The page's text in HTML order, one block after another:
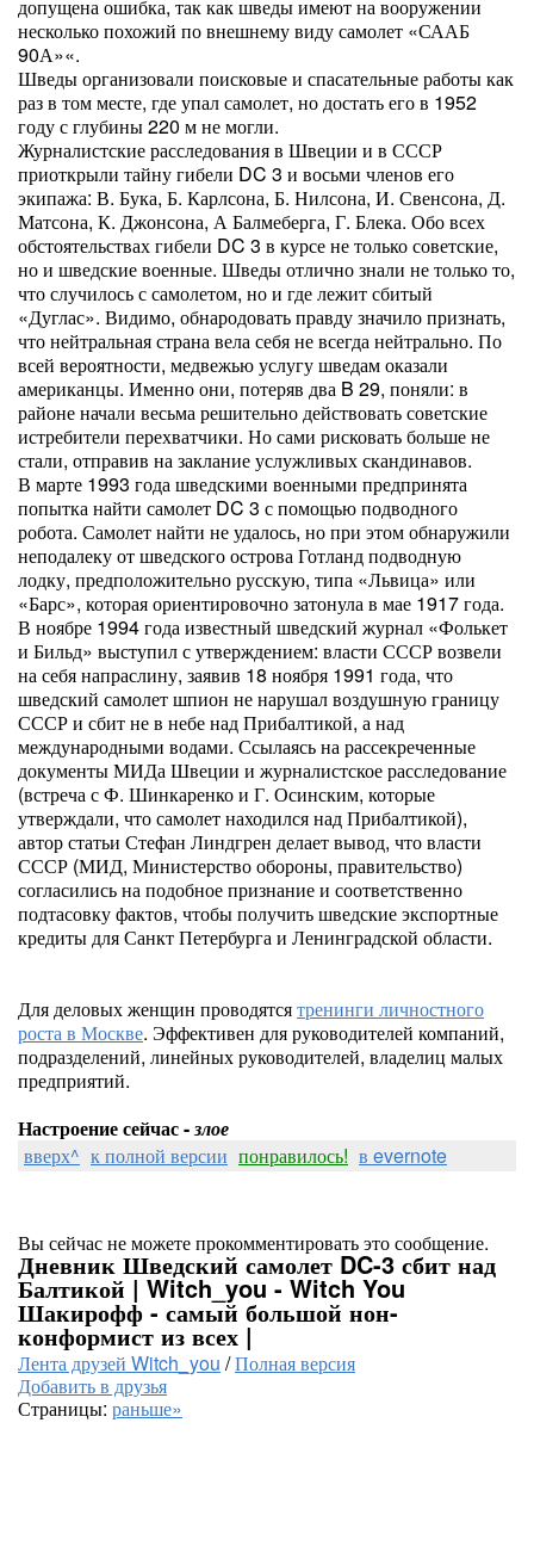
допущена ошибка, так как шведы имеют на вооружении
несколько похожий по внешнему виду самолет «СААБ
90А»«.
Шведы организовали поисковые и спасательные работы как
раз в том месте, где упал самолет, но достать его в 1952
году с глубины 220 м не могли.
Журналистские расследования в Швеции и в СССР
приоткрыли тайну гибели DC 3 и восьми членов его
экипажа: В. Бука, Б. Карлсона, Б. Нилсона, И. Свенсона, Д.
Матсона, К. Джонсона, А Балмеберга, Г. Блека. Обо всех
обстоятельствах гибели DC 3 в курсе не только советские,
но и шведские военные. Шведы отлично знали не только то,
что случилось с самолетом, но и где лежит сбитый
«Дуглас». Видимо, обнародовать правду значило признать,
что нейтральная страна вела себя не всегда нейтрально. По
всей вероятности, медвежью услугу шведам оказали
американцы. Именно они, потеряв два B 29, поняли: в
районе начали весьма решительно действовать советские
истребители перехватчики. Но сами рисковать больше не
стали, отправив на заклание услужливых скандинавов.
В марте 1993 года шведскими военными предпринята
попытка найти самолет DC 3 с помощью подводного
робота. Самолет найти не удалось, но при этом обнаружили
неподалеку от шведского острова Готланд подводную
лодку, предположительно русскую, типа «Львица» или
«Барс», которая ориентировочно затонула в мае 1917 года.
В ноябре 1994 года известный шведский журнал «Фолькет
и Бильд» выступил с утверждением: власти СССР возвели
на себя напраслину, заявив 18 ноября 1991 года, что
шведский самолет шпион не нарушал воздушную границу
СССР и сбит не в небе над Прибалтикой, а над
международными водами. Ссылаясь на рассекреченные
документы МИДа Швеции и журналистское расследование
(встреча с Ф. Шинкаренко и Г. Осинским, которые
утверждали, что самолет находился над Прибалтикой),
автор статьи Стефан Линдгрен делает вывод, что власти
СССР (МИД, Министерство обороны, правительство)
согласились на подобное признание и соответственно
подтасовку фактов, чтобы получить шведские экспортные
кредиты для Санкт Петербурга и Ленинградской области.
Для деловых женщин проводятсятренинги личностного
роста в Москве. Эффективен для руководителей компаний,
подразделений, линейных руководителей, владелиц малых
предприятий.
Настроение сейчас -злое
вверх^ к полной версии понравилось! в evernote
Вы сейчас не можете прокомментировать это сообщение.
Дневник Шведский самолет DC-3 сбит над
Балтикой | Witch_you - Witch You
Шакирофф - самый большой нон-
конформист из всех |
Лента друзей Witch_you /Полная версия
Добавить в друзья
Страницы: раньше»